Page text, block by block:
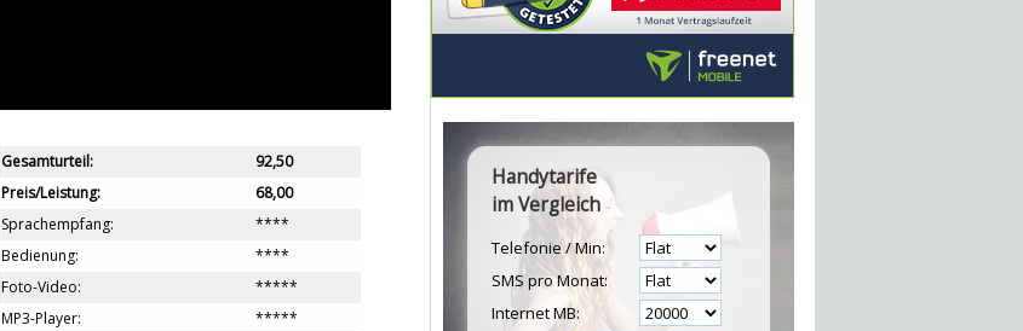
92,50
Gesamturteil:
68,00
Preis/Leistung:
****
Sprachempfang:
****
Bedienung:
*****
Foto-Video:
*****
MP3-Player:
Handytarife
im Vergleich
Telefonie / Min:
SMS pro Monat:
Internet MB: